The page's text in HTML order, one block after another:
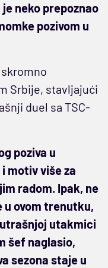
neko prepoznao
pozivom u
Srbije, stavljajući
duel sa TSC-
poziva u
motiv više za
radom. Ipak, ne
ovom trenutku,
utakmici
šef naglasio,
sezona staje u